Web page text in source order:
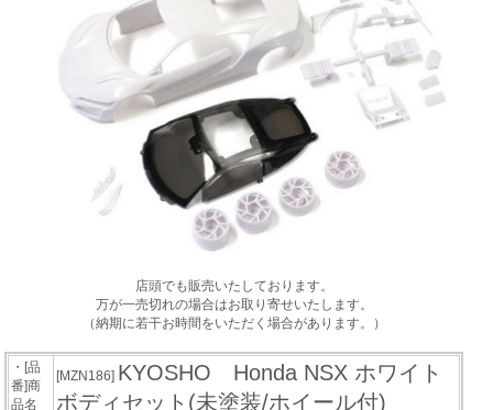
店頭でも販売いたしております。
万が一売切れの場合はお取り寄せいたします。
（納期に若干お時間をいただく場合があります。）
・[品
番]商
品名
[MZN186] KYOSHO Honda NSX ホワイト
ボディセット(未塗装/ホイール付)